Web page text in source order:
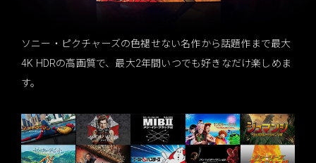
ソニー・ピクチャーズの色褪せない名作から話題作まで最大
4K HDRの高画質で、最大2年間いつでも好きなだけ楽しめま
す。